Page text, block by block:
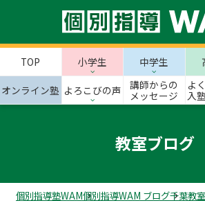
TOP 小学生 中学生
オンライン塾 よろこびの声
講師からの
メッセージ
よ
入
教室ブログ
個別指導塾WAM個別指導WAM ブログ千葉教室